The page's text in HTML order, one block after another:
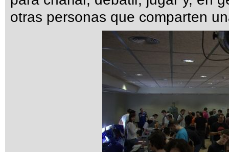
otras personas que comparten